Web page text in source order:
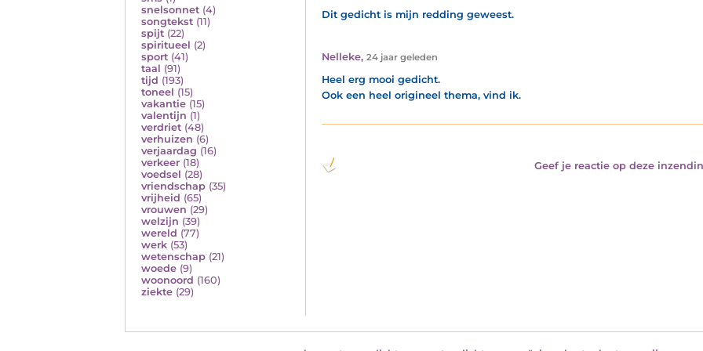
snelsonnet (4)
songtekst (11)
spijt (22)
spiritueel (2)
sport (41)
taal (91)
tijd (193)
toneel (15)
vakantie (15)
valentijn (1)
verdriet (48)
verhuizen (6)
verjaardag (16)
verkeer (18)
voedsel (28)
vriendschap (35)
vrijheid (65)
vrouwen (29)
welzijn (39)
wereld (77)
werk (53)
wetenschap (21)
woede (9)
woonoord (160)
ziekte (29)
Dit gedicht is mijn redding geweest.
Nelleke, 24 jaar geleden
Heel erg mooi gedicht.
Ook een heel origineel thema, vind ik.
Geef je reactie op deze